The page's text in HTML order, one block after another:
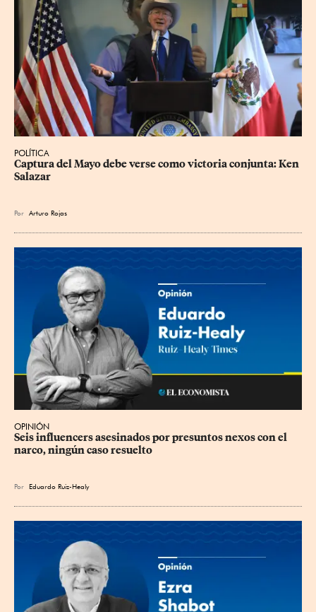
POLÍTICA
Captura del Mayo debe verse como victoria conjunta: Ken
Salazar
Por Arturo Rojas
OPINIÓN
Seis influencers asesinados por presuntos nexos con el
narco, ningún caso resuelto
Por Eduardo Ruiz-Healy